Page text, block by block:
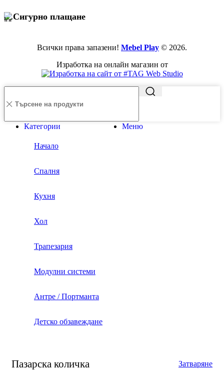
Сигурно плащане
Всички права запазени! Mebel Play © 2026.
Изработка на онлайн магазин от
Меню
Категории
Начало
Спалня
Кухня
Хол
Трапезария
Модулни системи
Антре / Портманта
Детско обзавеждане
Пазарска количка Затваряне